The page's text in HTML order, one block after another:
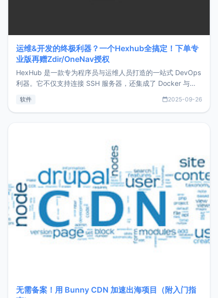
运维&开发的终极利器？一个Hexhub全搞定！下单专
业版再赠Zdir/OneNav授权
HexHub 是一款专为程序员与运维人员打造的一站式 DevOps
利器。它不仅支持连接 SSH 服务器，还集成了 Docker 与常
件间频繁切换，仅凭 HexHub 即可同时搞定运维与数据库操
软件 2025-09-26
无需备案！用 Bunny CDN 加速出海项目（附入门指